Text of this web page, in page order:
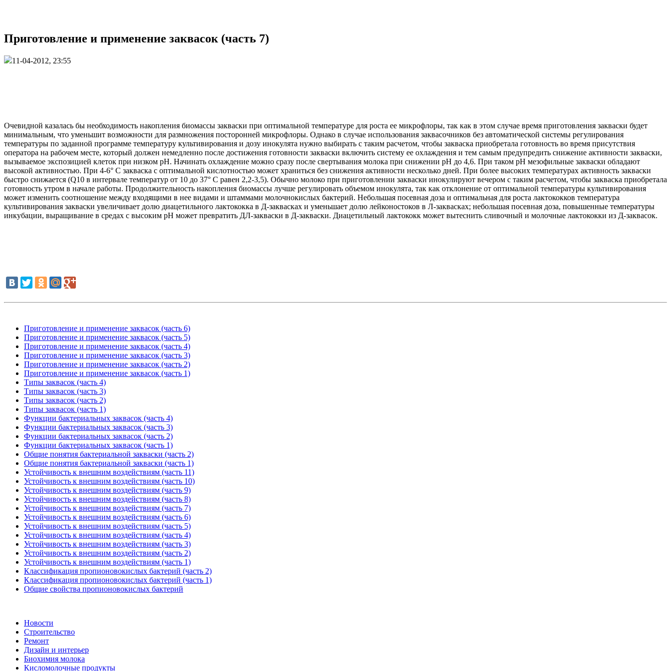
Приготовление и применение заквасок (часть 7)
11-04-2012, 23:55
Очевидной казалась бы необходимость накопления биомассы закваски при оптимальной температуре для роста ее микрофлоры, так как в этом случае время приготовления закваски будет
минимальным, что уменьшит возможности для размножения посторонней микрофлоры. Однако в случае использования заквасочников без автоматической системы регулирования
температуры по заданной программе температуру культивирования и дозу инокулята нужно выбирать с таким расчетом, чтобы закваска приобретала готовность во время присутствия
оператора на рабочем месте, который должен немедленно после достижения готовности закваски включить систему ее охлаждения и тем самым предупредить снижение активности закваски,
вызываемое экспозицией клеток при низком pH. Начинать охлаждение можно сразу после свертывания молока при снижении pH до 4,6. При таком pH мезофильные закваски обладают
высокой активностью. При 4-6° С закваска с оптимальной кислотностью может храниться без снижения активности несколько дней. При более высоких температурах активность закваски
быстро снижается (Q10 в интервале температур от 10 до 37° С равен 2,2-3,5). Обычно молоко при приготовлении закваски инокулируют вечером с таким расчетом, чтобы закваска приобретала
готовность утром в начале работы. Продолжительность накопления биомассы лучше регулировать объемом инокулята, так как отклонение от оптимальной температуры культивирования
может изменить соотношение между входящими в нее видами и штаммами молочнокислых бактерий. Небольшая посевная доза и оптимальная для роста лактококков температура
культивирования закваски увеличивает долю диацетильного лактококка в Д-заквасках и уменьшает долю лейконостоков в Л-заквасках; небольшая посевная доза, повышенные температуры
инкубации, выращивание в средах с высоким pH может превратить ДЛ-закваски в Д-закваски. Диацетильный лактококк может вытеснить сливочный и молочные лактококки из Д-заквасок.
Приготовление и применение заквасок (часть 6)
Приготовление и применение заквасок (часть 5)
Приготовление и применение заквасок (часть 4)
Приготовление и применение заквасок (часть 3)
Приготовление и применение заквасок (часть 2)
Приготовление и применение заквасок (часть 1)
Типы заквасок (часть 4)
Типы заквасок (часть 3)
Типы заквасок (часть 2)
Типы заквасок (часть 1)
Функции бактериальных заквасок (часть 4)
Функции бактериальных заквасок (часть 3)
Функции бактериальных заквасок (часть 2)
Функции бактериальных заквасок (часть 1)
Общие понятия бактериальной закваски (часть 2)
Общие понятия бактериальной закваски (часть 1)
Устойчивость к внешним воздействиям (часть 11)
Устойчивость к внешним воздействиям (часть 10)
Устойчивость к внешним воздействиям (часть 9)
Устойчивость к внешним воздействиям (часть 8)
Устойчивость к внешним воздействиям (часть 7)
Устойчивость к внешним воздействиям (часть 6)
Устойчивость к внешним воздействиям (часть 5)
Устойчивость к внешним воздействиям (часть 4)
Устойчивость к внешним воздействиям (часть 3)
Устойчивость к внешним воздействиям (часть 2)
Устойчивость к внешним воздействиям (часть 1)
Классификация пропионовокислых бактерий (часть 2)
Классификация пропионовокислых бактерий (часть 1)
Общие свойства пропионовокислых бактерий
Новости
Строительство
Ремонт
Дизайн и интерьер
Биохимия молока
Кисломолочные продукты